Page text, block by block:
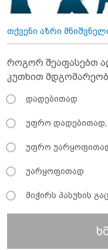
თქვენი აზრი
როგორ შეაფასებთ
კუთხით
დადებითად
უფრო
უფრო
უარყოფითად
მიჭირს პასუხის